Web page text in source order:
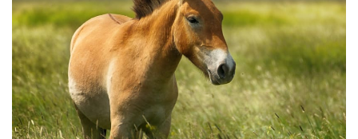
Pořady
TV Program
Časopis